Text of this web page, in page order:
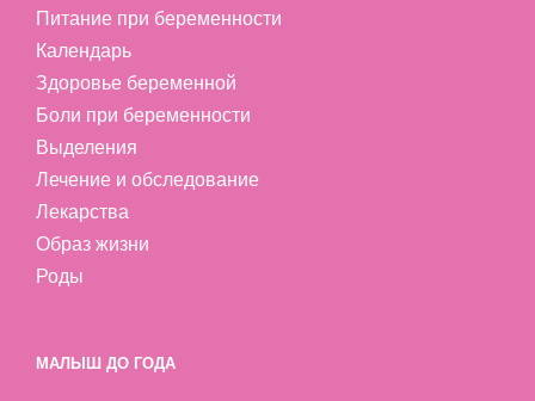
Питание при беременности
Календарь
Здоровье беременной
Боли при беременности
Выделения
Лечение и обследование
Лекарства
Образ жизни
Роды
МАЛЫШ ДО ГОДА